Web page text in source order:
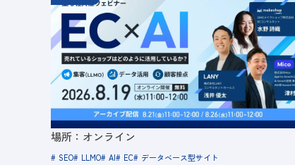
11:00 -
水 11:00 -
【無料セミナー】EC × AI 売れているショップ
どのように活用しているか？ 「集客（LLMO）
「データ活用」「顧客接点」
定員数：500名
金額：無料
場所：オンライン
SEO LLMO AI EC データベース型サイト